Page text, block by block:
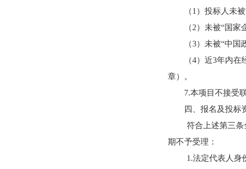
（1 ）投标人未被
（2）未被“国家
（3）未被“中国
（4）近3年内在
章）。
7.本项目不接受
四、报名及投标
符合上述第三
期不予受理：
1.法定代表人身